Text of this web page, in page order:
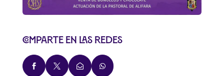
Comparte en las redes
   